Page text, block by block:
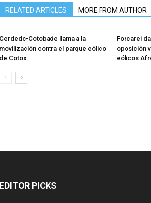
RELATED ARTICLES MORE FROM AUTHOR
Cerdedo-Cotobade llama a la
movilización contra el parque eólico
de Cotos
Forcarei
oposición
eólicos
EDITOR PICKS